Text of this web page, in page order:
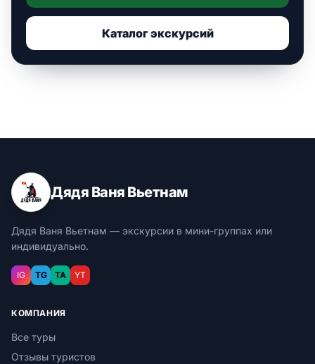
Каталог экскурсий
Дядя Ваня Вьетнам
Дядя Ваня Вьетнам — экскурсии в мини-группах или
индивидуально.
IG TG TA YT
КОМПАНИЯ
Все туры
Отзывы туристов